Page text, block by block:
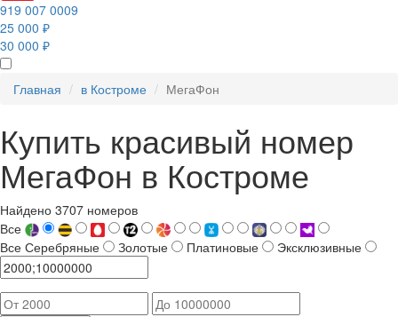
919 007 0009
25 000 ₽
30 000 ₽
Главная в Костроме МегаФон
Купить красивый номер
МегаФон в Костроме
Найдено 3707 номеров
Все
Все Серебряные Золотые Платиновые Эксклюзивные